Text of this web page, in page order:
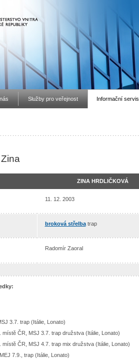
Služby pro veřejnost Informační servis
ZINA HRDLIČKOVÁ
11. 12. 2003
broková střelbatrap
Radomír Zaoral
3.7. trap (Itálie, Lonato)
místě ČR, MSJ 3.7. trap družstva (Itálie, Lonato)
místě ČR, MSJ 4.7. trap mix družstva (Itálie, Lonato)
7.9., trap (Itálie, Lonato)